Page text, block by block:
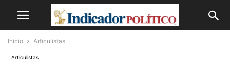
Inicio Articulistas
Articulistas